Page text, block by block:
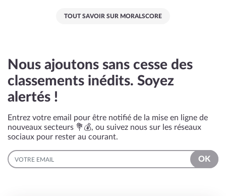
TOUT SAVOIR SUR MORALSCORE
Nous ajoutons sans cesse des
classements inédits. Soyez
alertés !
Entrez votre email pour être notifié de la mise en ligne de
nouveaux secteurs 💐💰, ou suivez nous sur les réseaux
sociaux pour rester au courant.
EMAIL
OK